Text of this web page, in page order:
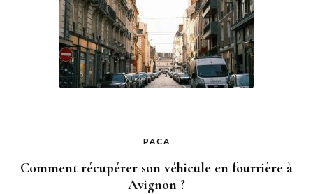
PACA
Comment récupérer son véhicule en fourrière à
Avignon ?